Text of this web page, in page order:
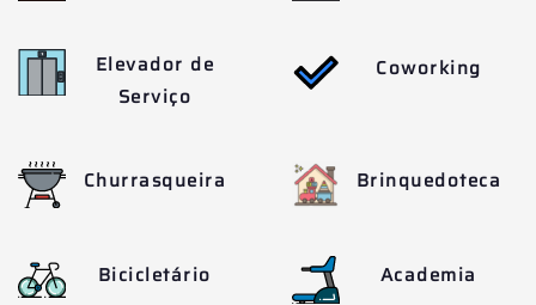
Elevador de
Serviço
Coworking
Churrasqueira Brinquedoteca
Bicicletário Academia